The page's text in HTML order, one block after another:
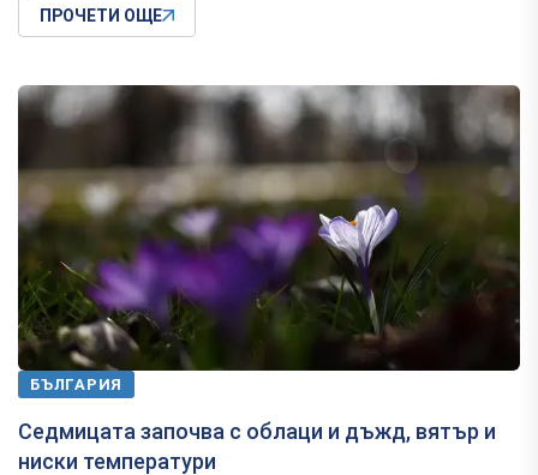
ПРОЧЕТИ ОЩЕ
БЪЛГАРИЯ
Седмицата започва с облаци и дъжд, вятър и
ниски температури